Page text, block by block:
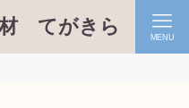
てがきら MENU